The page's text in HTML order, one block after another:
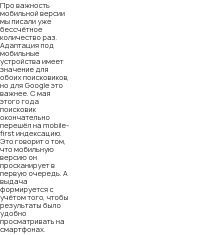
Про важность
мобильной версии
мы писали уже
бессчётное
количество раз.
Адаптация под
мобильные
устройства имеет
значение для
обоих поисковиков,
но для Google это
важнее. С мая
этого года
поисковик
окончательно
перешёл на mobile-
first индексацию.
Это говорит о том,
что мобильную
версию он
просканирует в
первую очередь. А
выдача
формируется с
учётом того, чтобы
результаты было
удобно
просматривать на
смартфонах.